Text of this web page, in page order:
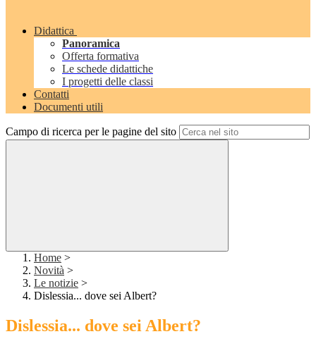
Didattica
Panoramica
Offerta formativa
Le schede didattiche
I progetti delle classi
Contatti
Documenti utili
Campo di ricerca per le pagine del sito
Home >
Novità >
Le notizie >
Dislessia... dove sei Albert?
Dislessia... dove sei Albert?